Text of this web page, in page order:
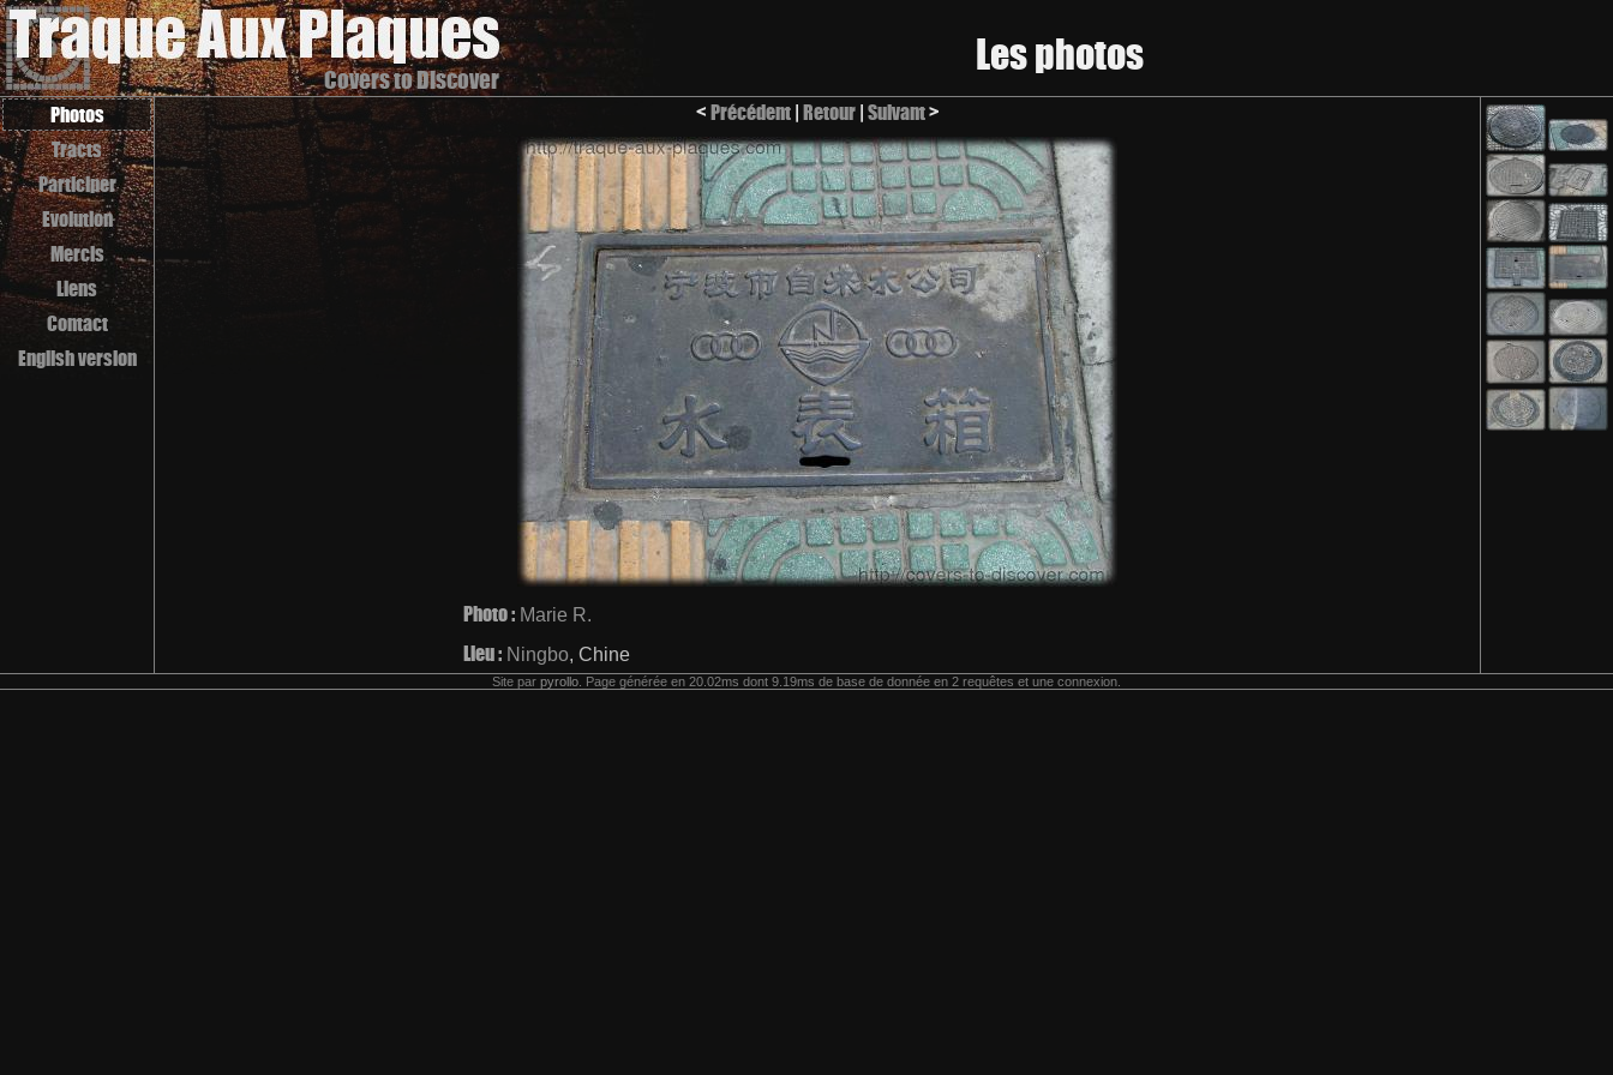
Covers to Discover Les photos
Photos
Tracts
Participer
Evolution
Mercis
Liens
Contact
English version
<Précédent|Retour|Suivant>
Photo : Marie R.
Lieu : Ningbo, Chine
Site par pyrollo . Page générée en 20.02ms dont 9.19ms de base de donnée en 2 requêtes et une connexion.